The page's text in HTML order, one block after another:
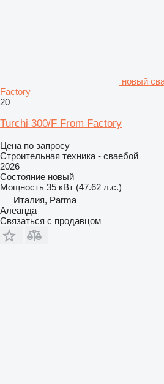
новый
Factory
20
Turchi 300/F From Factory
Цена по запросу
Строительная техника - сваебой
2026
Состояние новый
Мощность 35 кВт (47.62 л.с.)
Италия, Parma
Алеанда
Связаться с продавцом